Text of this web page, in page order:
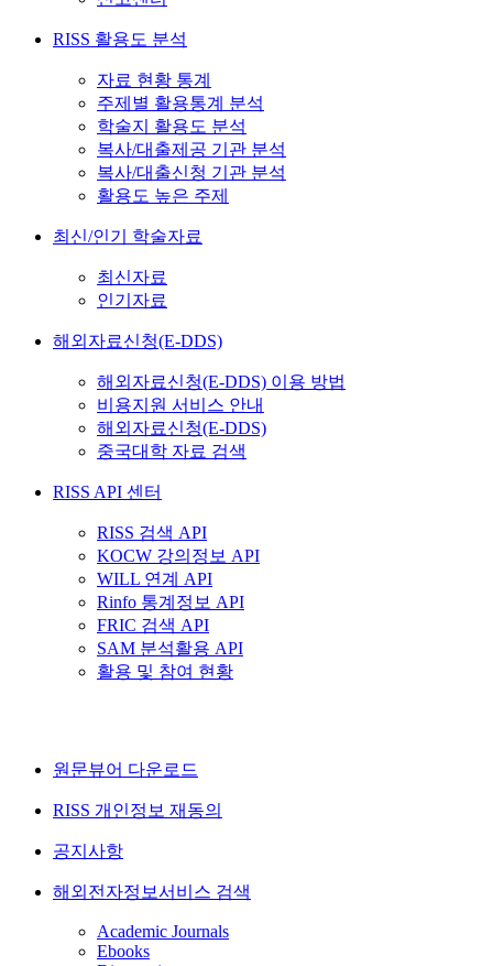
RISS 활용도 분석
자료 현황 통계
주제별 활용통계 분석
학술지 활용도 분석
복사/대출제공 기관 분석
복사/대출신청 기관 분석
활용도 높은 주제
최신/인기 학술자료
최신자료
인기자료
해외자료신청(E-DDS)
해외자료신청(E-DDS) 이용 방법
비용지원 서비스 안내
해외자료신청(E-DDS)
중국대학 자료 검색
RISS API 센터
RISS 검색 API
KOCW 강의정보 API
WILL 연계 API
Rinfo 통계정보 API
FRIC 검색 API
SAM 분석활용 API
활용 및 참여 현황
원문뷰어 다운로드
RISS 개인정보 재동의
공지사항
해외전자정보서비스 검색
Academic Journals
Ebooks